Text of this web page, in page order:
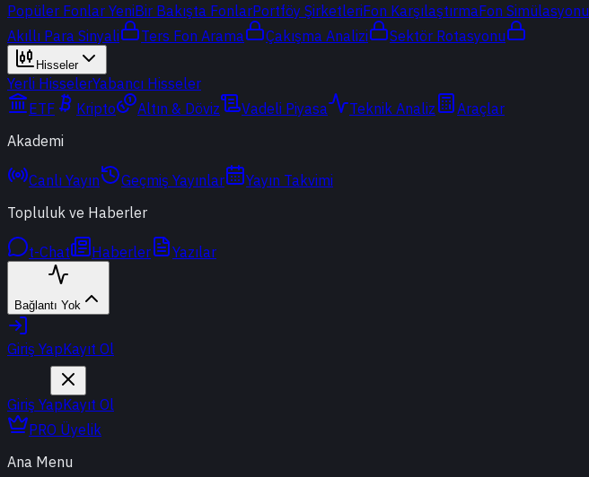
Popüler Fonlar YeniBir Bakışta FonlarPortföy ŞirketleriFon KarşılaştırmaFon Simülasyonu
Akıllı Para Sinyali
Ters Fon Arama Çakışma Analizi Sektör Rotasyonu
Hisseler
Yerli HisselerYabancı Hisseler
ETF
Kripto Altın & Döviz Vadeli Piyasa Teknik Analiz
Araçlar
Akademi
Canlı Yayın Geçmiş Yayınlar
Yayın Takvimi
Topluluk ve Haberler
t-Chat Haberler Yazılar
Bağlantı Yok
Giriş YapKayıt Ol
Giriş YapKayıt Ol
PRO Üyelik
Ana Menu